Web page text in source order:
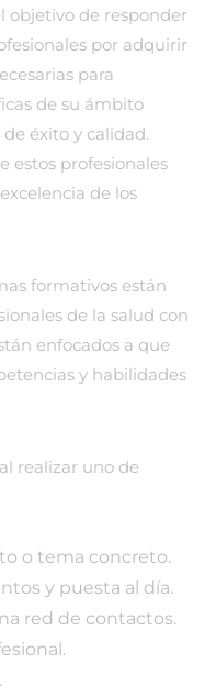
objetivo de responder
por adquirir
para
de su ámbito
éxito y calidad.
estos profesionales
de los
formativos están
de la salud con
enfocados a que
y habilidades
realizar uno de
o tema concreto.
y puesta al día.
red de contactos.